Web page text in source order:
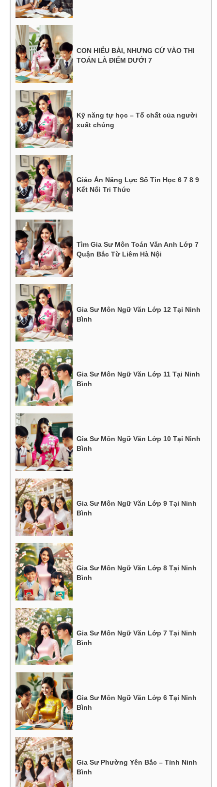
CON HIỂU BÀI, NHƯNG CỨ VÀO THI
TOÁN LÀ ĐIỂM DƯỚI 7
Kỹ năng tự học – Tố chất của người
xuất chúng
Giáo Án Năng Lực Số Tin Học 6 7 8 9
Kết Nối Tri Thức
Tìm Gia Sư Môn Toán Văn Anh Lớp 7
Quận Bắc Từ Liêm Hà Nội
Gia Sư Môn Ngữ Văn Lớp 12 Tại Ninh
Bình
Gia Sư Môn Ngữ Văn Lớp 11 Tại Ninh
Bình
Gia Sư Môn Ngữ Văn Lớp 10 Tại Ninh
Bình
Gia Sư Môn Ngữ Văn Lớp 9 Tại Ninh
Bình
Gia Sư Môn Ngữ Văn Lớp 8 Tại Ninh
Bình
Gia Sư Môn Ngữ Văn Lớp 7 Tại Ninh
Bình
Gia Sư Môn Ngữ Văn Lớp 6 Tại Ninh
Bình
Gia Sư Phường Yên Bắc – Tỉnh Ninh
Bình